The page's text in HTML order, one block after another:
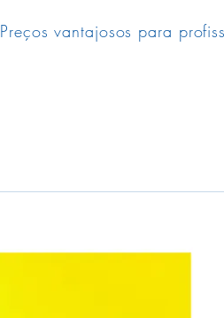
Preços vantajosos para